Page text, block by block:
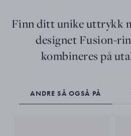
Finn ditt unike uttrykk
designet Fusion-
kombineres på
ANDRE SÅ OGSÅ PÅ